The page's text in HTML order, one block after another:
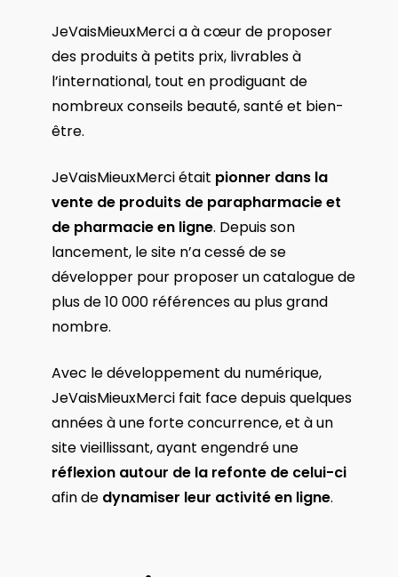
JeVaisMieuxMerci a à cœur de proposer
des produits à petits prix, livrables à
l’international, tout en prodiguant de
nombreux conseils beauté, santé et bien-
être.
JeVaisMieuxMerci était pionner dans la
vente de produits de parapharmacie et
de pharmacie en ligne. Depuis son
lancement, le site n’a cessé de se
développer pour proposer un catalogue de
plus de 10 000 références au plus grand
nombre.
Avec le développement du numérique,
JeVaisMieuxMerci fait face depuis quelques
années à une forte concurrence, et à un
site vieillissant, ayant engendré une
réflexion autour de la refonte de celui-ci
afin de dynamiser leur activité en ligne.